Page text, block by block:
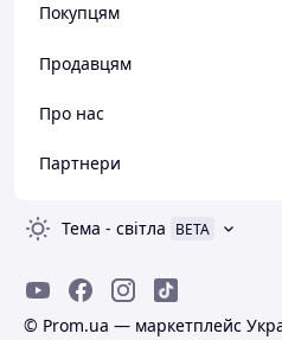
Покупцям
Продавцям
Про нас
Партнери
Тема - світла BETA
© Prom.ua — маркетплейс